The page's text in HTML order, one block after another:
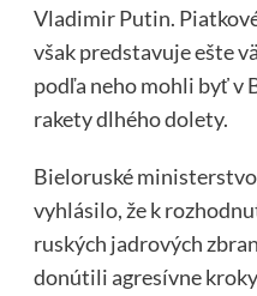
Vladimir Putin.
však predstavuje ešte
podľa neho mohli byť v
rakety dlhého dolety.
Bieloruské
vyhlásilo, že k
ruských jadrových
donútili agresívne